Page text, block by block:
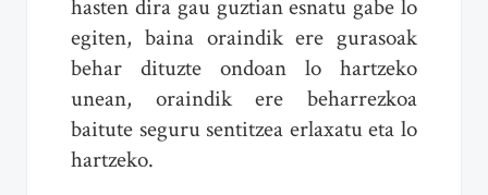
hasten dira gau guztian esnatu gabe lo
egiten, baina oraindik ere gurasoak
behar dituzte ondoan lo hartzeko
unean, oraindik ere beharrezkoa
baitute seguru sentitzea erlaxatu eta lo
hartzeko.